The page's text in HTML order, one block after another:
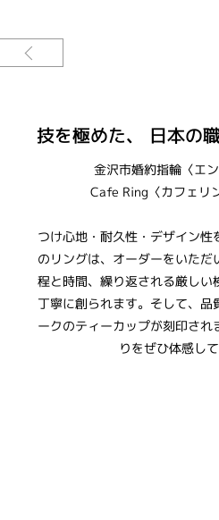
技を極めた、 日本の
金沢市婚約指輪〈エ
Cafe Ring〈カフェリ
つけ心地・耐久性・デザイン性
のリングは、オーダーをいただ
程と時間、繰り返される厳しい
丁寧に創られます。そして、品
ークのティーカップが刻印さ
りをぜひ体感して